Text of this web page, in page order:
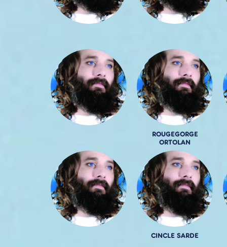
ROUGEGORGE
ORTOLAN
CINCLE SARDE